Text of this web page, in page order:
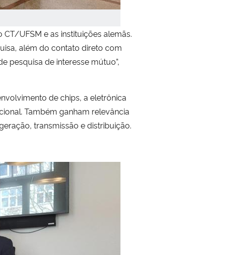
UFSM e as instituições alemãs.
além do contato direto com
pesquisa de interesse mútuo”,
de chips, a eletrônica
Também ganham relevância
transmissão e distribuição.